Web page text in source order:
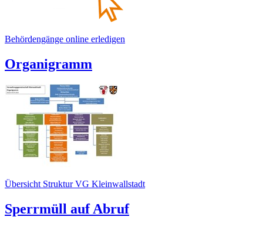
Behördengänge online erledigen
Organigramm
Übersicht Struktur VG Kleinwallstadt
Sperrmüll auf Abruf